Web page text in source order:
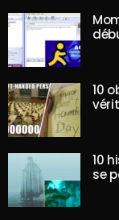
10
10
se